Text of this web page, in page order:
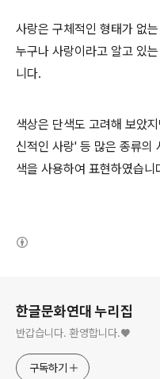
사랑은 구체적인 형태가 없
누구나 사랑이라고 알고 있
니다.
색상은 단색도 고려해 보았
신적인 사랑' 등 많은 종류의
색을 사용하여 표현하였습니
한글문화연대 누리집
반갑습니다. 환영합니다.♥
구독하기